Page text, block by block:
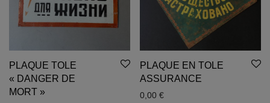
PLAQUE TOLE
« DANGER DE
MORT »
PLAQUE EN TOLE
ASSURANCE
0,00 €